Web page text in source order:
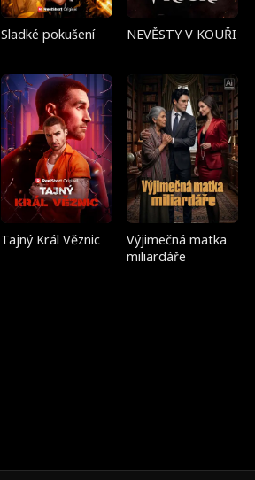
Sladké pokušení NEVĚSTY V KOUŘI
Tajný Král Věznic
Výjimečná matka
miliardáře